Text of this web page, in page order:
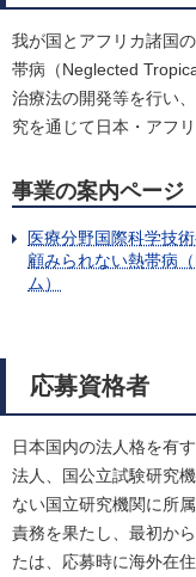
我が国とアフリカ諸国
帯病（Neglected
治療法の開発等を行い
究を通じて日本・アフ
事業の案内ページ
医療分野国際科学技
顧みられない熱帯病
ム）
応募資格者
日本国内の法人格を有
法人、国公立試験研究
ない国立研究機関に所
責務を果たし、最初か
たは、応募時に海外在